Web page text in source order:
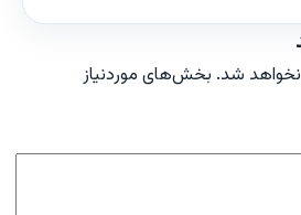
شد. بخش‌های موردنیاز